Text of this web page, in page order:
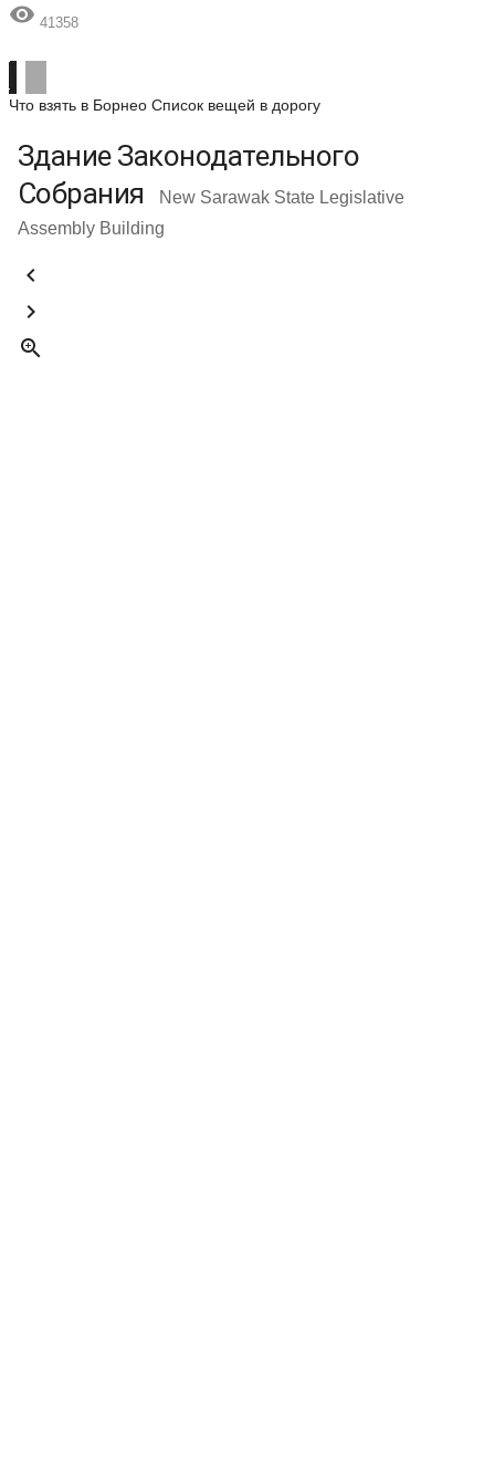
 41358
Что взять в Борнео Список вещей в дорогу
Здание Законодательного
Собрания
New Sarawak State Legislative
Assembly Building


